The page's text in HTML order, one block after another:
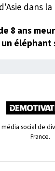
8 ans
éléphant
social de
France.